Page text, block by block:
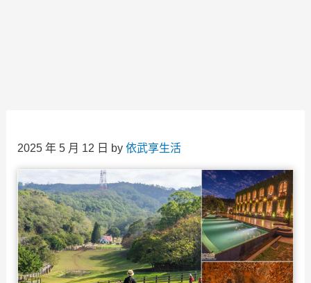
2025 年 5 月 12 日 by 依武享生活